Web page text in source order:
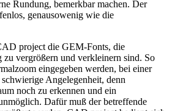
Rundung, bemerkbar machen. Der
genausowenig wie die
project die GEM-Fonts, die
vergrößern und verkleinern sind. So
eingegeben werden, bei einer
Angelegenheit, denn
noch zu erkennen und ein
Dafür muß der betreffende